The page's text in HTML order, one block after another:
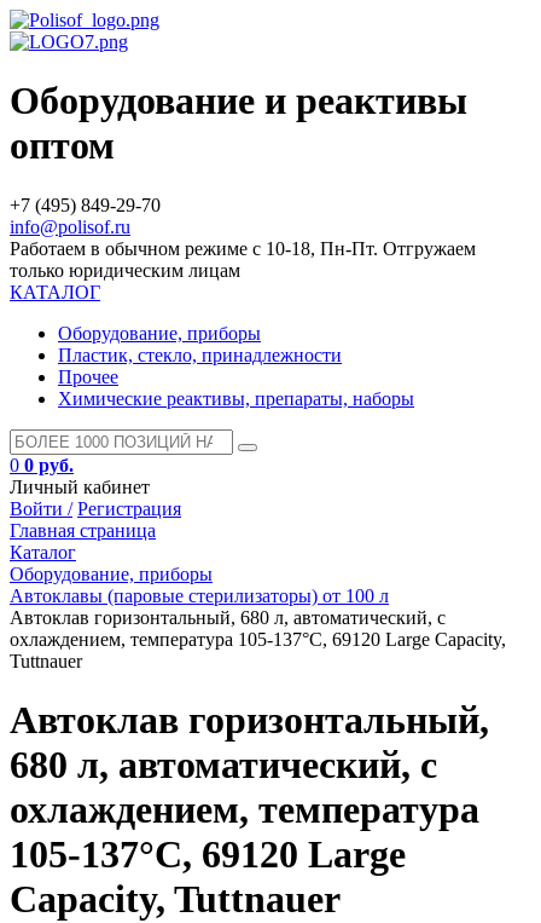
Оборудование и реактивы
оптом
+7 (495) 849-29-70
info@polisof.ru
Работаем в обычном режиме с 10-18, Пн-Пт. Отгружаем
только юридическим лицам
КАТАЛОГ
Оборудование, приборы
Пластик, стекло, принадлежности
Прочее
Химические реактивы, препараты, наборы
0 0 руб.
Личный кабинет
Войти / Регистрация
Главная страница
Каталог
Оборудование, приборы
Автоклавы (паровые стерилизаторы) от 100 л
Автоклав горизонтальный, 680 л, автоматический, с
охлаждением, температура 105-137°С, 69120 Large Capacity,
Tuttnauer
Автоклав горизонтальный,
680 л, автоматический, с
охлаждением, температура
105-137°С, 69120 Large
Capacity, Tuttnauer